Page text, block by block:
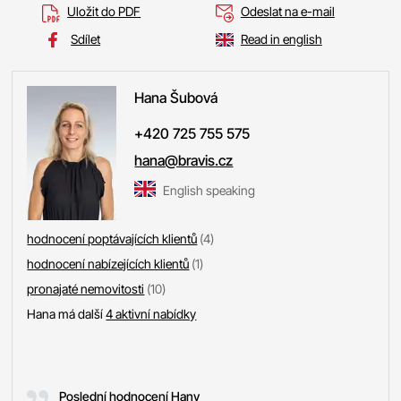
Uložit do PDF
Odeslat na e-mail
Sdílet
Read in english
HanaŠubová
+420 725 755 575
hana@bravis.cz
English speaking
hodnocení poptávajících klientů (4)
hodnocení nabízejících klientů (1)
pronajaté nemovitosti (10)
Hana má další4 aktivní nabídky
Poslední hodnocení Hany